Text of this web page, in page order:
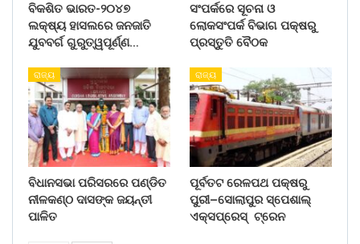
ବିକଶିତ ଭାରତ-୨୦୪୭
ଲକ୍ଷ୍ୟ ହାସଲରେ ଜନଜାତି
ଯୁବବର୍ଗ ଗୁରୁତ୍ୱପୂର୍ଣ୍ଣ…
ସଂପର୍କରେ ସୂଚନା ଓ
ଲୋକସଂପର୍କ ବିଭାଗ ପକ୍ଷରୁ
ପ୍ରସ୍ତୁତି ବୈଠକ
ରାଜ୍ୟ
ବିଧାନସଭା ପରିସରରେ ପଣ୍ଡିତ
ନୀଳକଣ୍ଠ ଦାସଙ୍କ ଜୟନ୍ତୀ
ପାଳିତ
ରାଜ୍ୟ
ପୂର୍ବତଟ ରେଳପଥ ପକ୍ଷରୁ
ପୁରୀ–ସୋଲାପୁର ସ୍ପେଶାଲ୍
ଏକ୍ସପ୍ରେସ୍ ଟ୍ରେନ